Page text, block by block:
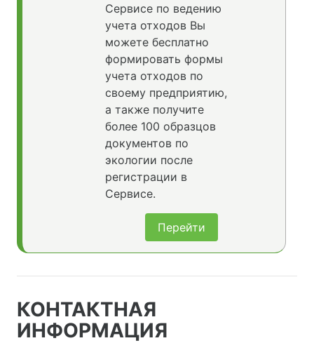
Сервисе по ведению
учета отходов Вы
можете бесплатно
формировать формы
учета отходов по
своему предприятию,
а также получите
более 100 образцов
документов по
экологии после
регистрации в
Сервисе.
Перейти
КОНТАКТНАЯ
ИНФОРМАЦИЯ